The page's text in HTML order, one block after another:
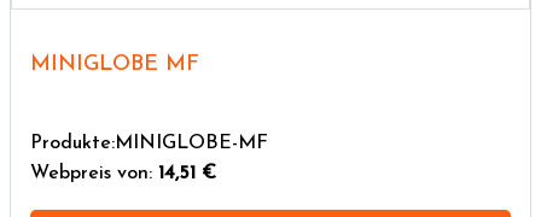
MINIGLOBE MF
Produkte:MINIGLOBE-MF
Webpreis von: 14,51 €